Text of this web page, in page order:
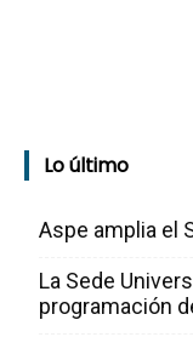
Lo último
Aspe amplia el
La Sede
programación